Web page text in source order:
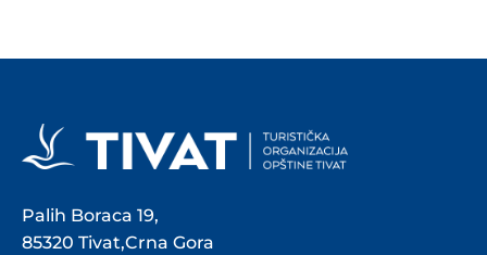
Palih Boraca 19,
85320 Tivat,Crna Gora